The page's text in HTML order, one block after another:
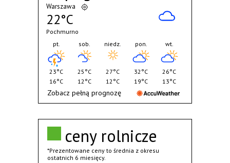
ceny rolnicze
*Prezentowane ceny to średnia z okresu
ostatnich 6 miesięcy.
Warszawa
22°C
Pochmurno
pt.
23°C
16°C
sob.
25°C
12°C
niedz.
27°C
12°C
pon.
32°C
19°C
wt.
26°C
13°C
Zobacz pełną prognozę